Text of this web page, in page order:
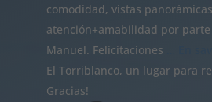
comodidad, vistas
atención+amabilidad por parte
Manuel. Felicitaciones
El Torriblanco, un lugar para
Gracias!